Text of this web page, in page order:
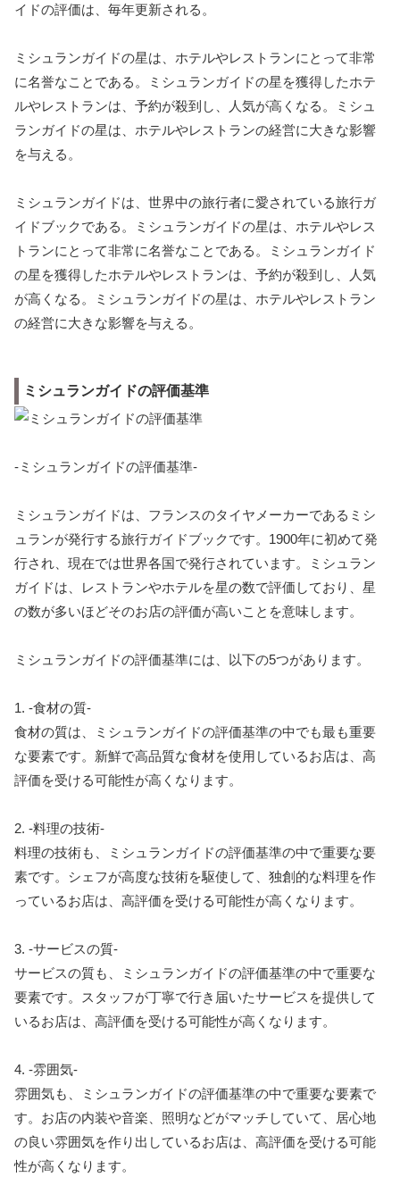
イドの評価は、毎年更新される。
ミシュランガイドの星は、ホテルやレストランにとって非常
に名誉なことである。ミシュランガイドの星を獲得したホテ
ルやレストランは、予約が殺到し、人気が高くなる。ミシュ
ランガイドの星は、ホテルやレストランの経営に大きな影響
を与える。
ミシュランガイドは、世界中の旅行者に愛されている旅行ガ
イドブックである。ミシュランガイドの星は、ホテルやレス
トランにとって非常に名誉なことである。ミシュランガイド
の星を獲得したホテルやレストランは、予約が殺到し、人気
が高くなる。ミシュランガイドの星は、ホテルやレストラン
の経営に大きな影響を与える。
ミシュランガイドの評価基準
-ミシュランガイドの評価基準-
ミシュランガイドは、フランスのタイヤメーカーであるミシ
ュランが発行する旅行ガイドブックです。1900年に初めて発
行され、現在では世界各国で発行されています。ミシュラン
ガイドは、レストランやホテルを星の数で評価しており、星
の数が多いほどそのお店の評価が高いことを意味します。
ミシュランガイドの評価基準には、以下の5つがあります。
1. -食材の質-
食材の質は、ミシュランガイドの評価基準の中でも最も重要
な要素です。新鮮で高品質な食材を使用しているお店は、高
評価を受ける可能性が高くなります。
2. -料理の技術-
料理の技術も、ミシュランガイドの評価基準の中で重要な要
素です。シェフが高度な技術を駆使して、独創的な料理を作
っているお店は、高評価を受ける可能性が高くなります。
3. -サービスの質-
サービスの質も、ミシュランガイドの評価基準の中で重要な
要素です。スタッフが丁寧で行き届いたサービスを提供して
いるお店は、高評価を受ける可能性が高くなります。
4. -雰囲気-
雰囲気も、ミシュランガイドの評価基準の中で重要な要素で
す。お店の内装や音楽、照明などがマッチしていて、居心地
の良い雰囲気を作り出しているお店は、高評価を受ける可能
性が高くなります。